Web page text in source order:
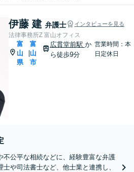
伊藤 建 弁護士 インタビューを見る
法律事務所Z 富山オフィス
富
山
県
富
山
市
広貫堂前駅 か
ら徒歩9分
営業時間：本
日定休日
不公平な相続などに、経験豊富な弁護
や司法書士など、他士業と連携し、